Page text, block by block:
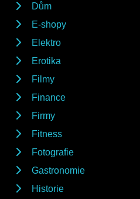
Dům
E-shopy
Elektro
Erotika
Filmy
Finance
Firmy
Fitness
Fotografie
Gastronomie
Historie